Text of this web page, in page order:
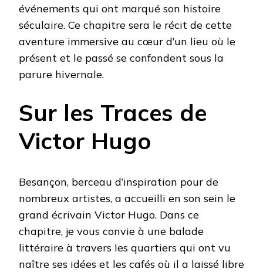
événements qui ont marqué son histoire
séculaire. Ce chapitre sera le récit de cette
aventure immersive au cœur d’un lieu où le
présent et le passé se confondent sous la
parure hivernale.
Sur les Traces de
Victor Hugo
Besançon, berceau d’inspiration pour de
nombreux artistes, a accueilli en son sein le
grand écrivain Victor Hugo. Dans ce
chapitre, je vous convie à une balade
littéraire à travers les quartiers qui ont vu
naître ses idées et les cafés où il a laissé libre